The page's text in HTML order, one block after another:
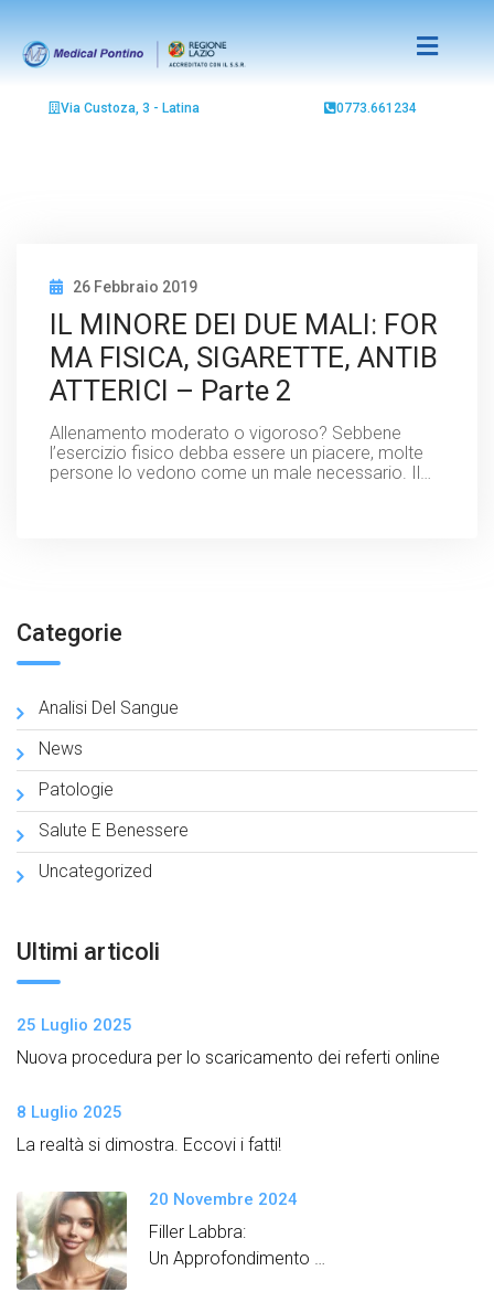
0773.661234
Via Custoza, 3 - Latina
26 Febbraio 2019
IL MINORE DEI DUE MALI: FOR
MA FISICA, SIGARETTE, ANTIB
ATTERICI – Parte 2
Allenamento moderato o vigoroso? Sebbene
l’esercizio fisico debba essere un piacere, molte
persone lo vedono come un male necessario. Il…
Categorie
Analisi Del Sangue
News
Patologie
Salute E Benessere
Uncategorized
Ultimi articoli
25 Luglio 2025
Nuova procedura per lo scaricamento dei referti online
8 Luglio 2025
La realtà si dimostra. Eccovi i fatti!
20 Novembre 2024
Filler Labbra:
Un Approfondimento